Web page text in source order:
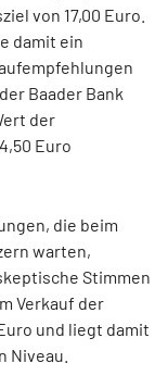
von 17,00 Euro.
damit ein
Baader Bank
der
Euro
die beim
warten,
Stimmen
Verkauf der
und liegt damit
Niveau.